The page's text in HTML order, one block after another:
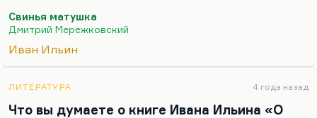
Солженицына с Синявским; потому что
Синявский ну как бы более opposite, более
наглядно противопоставлен Солженицыну,
общие взгляды; с Синявским они диаметрально
враждебны).
Свинья матушка
Дмитрий Мережковский
Иван Ильин
ЛИТЕРАТУРА 4 года назад
Что вы думаете о книге Ивана Ильина «О